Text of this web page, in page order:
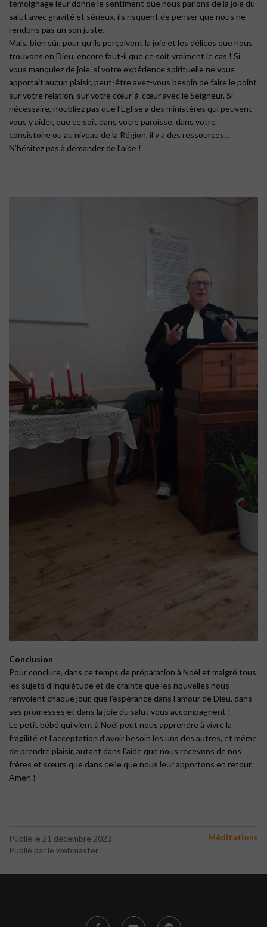
témoignage leur donne le sentiment que nous parlons de la joie du
salut avec gravité et sérieux, ils risquent de penser que nous ne
rendons pas un son juste.
Mais, bien sûr, pour qu’ils perçoivent la joie et les délices que nous
trouvons en Dieu, encore faut-il que ce soit vraiment le cas ! Si
vous manquiez de joie, si votre expérience spirituelle ne vous
apportait aucun plaisir, peut-être avez-vous besoin de faire le point
sur votre relation, sur votre cœur-à-cœur avec le Seigneur. Si
nécessaire, n’oubliez pas que l’Eglise a des ministères qui peuvent
vous y aider, que ce soit dans votre paroisse, dans votre
consistoire ou au niveau de la Région, il y a des ressources…
N’hésitez pas à demander de l’aide !
Conclusion
Pour conclure, dans ce temps de préparation à Noël et malgré tous
les sujets d’inquiétude et de crainte que les nouvelles nous
renvoient chaque jour, que l’espérance dans l’amour de Dieu, dans
ses promesses et dans la joie du salut vous accompagnent !
Le petit bébé qui vient à Noël peut nous apprendre à vivre la
fragilité et l’acceptation d’avoir besoin les uns des autres, et même
de prendre plaisir, autant dans l’aide que nous recevons de nos
frères et sœurs que dans celle que nous leur apportons en retour.
Amen !
Publié le 21 décembre 2023
Publié par le webmaster
Méditations